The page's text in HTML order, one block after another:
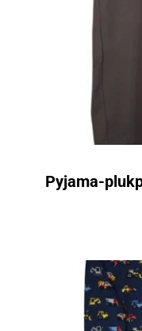
Pyjama-